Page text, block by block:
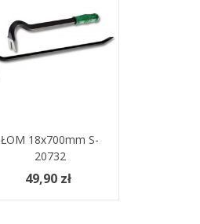
Dodaj Do Koszyka
ŁOM 18x700mm S-
20732
49,90 zł